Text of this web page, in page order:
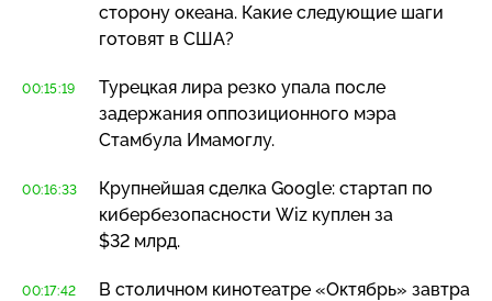
сторону океана. Какие следующие шаги
готовят в США?
00:15:19
Турецкая лира резко упала после
задержания оппозиционного мэра
Стамбула Имамоглу.
00:16:33
Крупнейшая сделка Google: стартап по
кибербезопасности Wiz куплен за
$32 млрд.
00:17:42
В столичном кинотеатре «Октябрь» завтра